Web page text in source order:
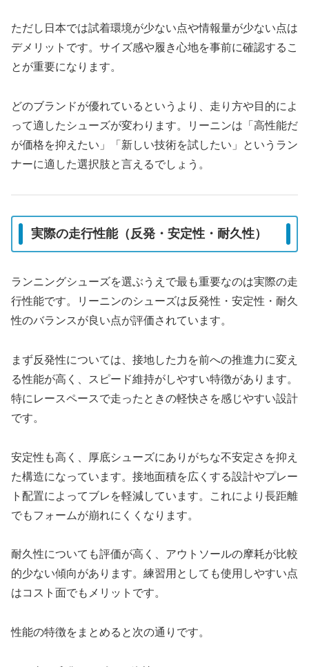
ただし日本では試着環境が少ない点や情報量が少ない点は
デメリットです。サイズ感や履き心地を事前に確認するこ
とが重要になります。
どのブランドが優れているというより、走り方や目的によ
って適したシューズが変わります。リーニンは「高性能だ
が価格を抑えたい」「新しい技術を試したい」というラン
ナーに適した選択肢と言えるでしょう。
実際の走行性能（反発・安定性・耐久性）
ランニングシューズを選ぶうえで最も重要なのは実際の走
行性能です。リーニンのシューズは反発性・安定性・耐久
性のバランスが良い点が評価されています。
まず反発性については、接地した力を前への推進力に変え
る性能が高く、スピード維持がしやすい特徴があります。
特にレースペースで走ったときの軽快さを感じやすい設計
です。
安定性も高く、厚底シューズにありがちな不安定さを抑え
た構造になっています。接地面積を広くする設計やプレー
ト配置によってブレを軽減しています。これにより長距離
でもフォームが崩れにくくなります。
耐久性についても評価が高く、アウトソールの摩耗が比較
的少ない傾向があります。練習用としても使用しやすい点
はコスト面でもメリットです。
性能の特徴をまとめると次の通りです。